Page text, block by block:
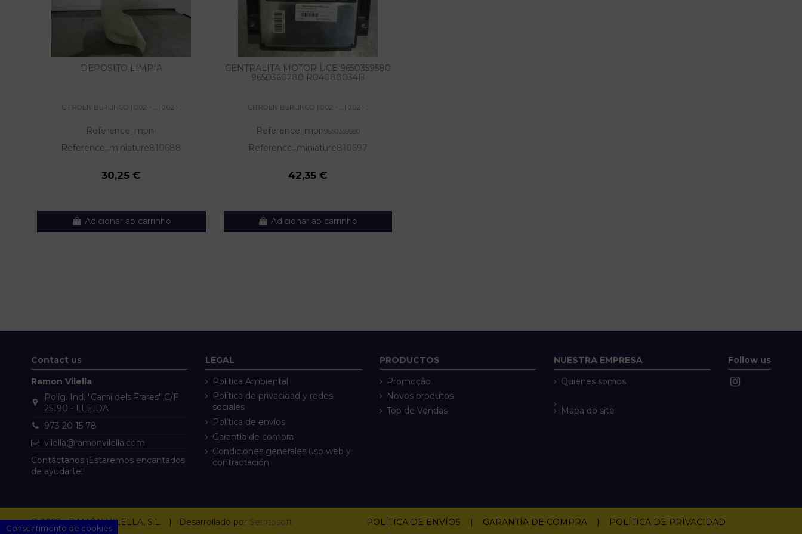
DEPOSITO LIMPIA
CITROEN BERLINGO | 0.02 - ... | 0.02 - ...
Reference_mpn-
Reference_miniature810688
30,25 €
Adicionar ao carrinho
CENTRALITA MOTOR UCE 9650359580
9650360280 R04080034B
CITROEN BERLINGO | 0.02 - ... | 0.02 - ...
Reference_mpn9650359580
Reference_miniature810697
42,35 €
Adicionar ao carrinho
Contact us
Ramon Vilella
Políg. Ind. "Camí dels Frares" C/F
25190 - LLEIDA
973 20 15 78
vilella@ramonvilella.com
Contáctanos ¡Estaremos encantados
de ayudarte!
LEGAL
Política Ambiental
Política de privacidad y redes
sociales
Política de envíos
Garantía de compra
Condiciones generales uso web y
contractación
PRODUCTOS
Promoção
Novos produtos
Top de Vendas
NUESTRA EMPRESA
Quienes somos
Mapa do site
Follow us
© 2022 - RAMÓN VILELLA, S.L. | Desarrollado por Seintosoft POLÍTICA DE ENVÍOS | GARANTÍA DE COMPRA | POLÍTICA DE PRIVACIDAD
Consentimento de cookies